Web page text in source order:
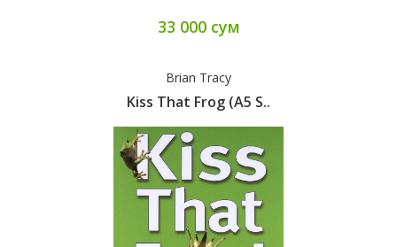
33 000 сум
Brian Tracy
Kiss That Frog (A5 S..